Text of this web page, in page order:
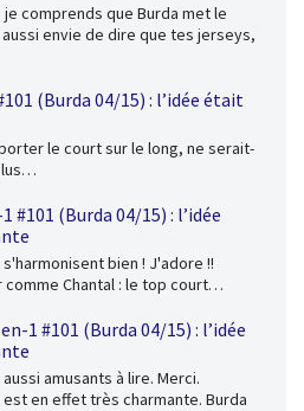
je comprends que Burda met le
envie de dire que tes jerseys,
(Burda 04/15) : l’idée était
le court sur le long, ne serait-
#101 (Burda 04/15) : l’idée
bien ! J'adore !!
comme Chantal : le top court…
1 #101 (Burda 04/15) : l’idée
amusants à lire. Merci.
en effet très charmante. Burda